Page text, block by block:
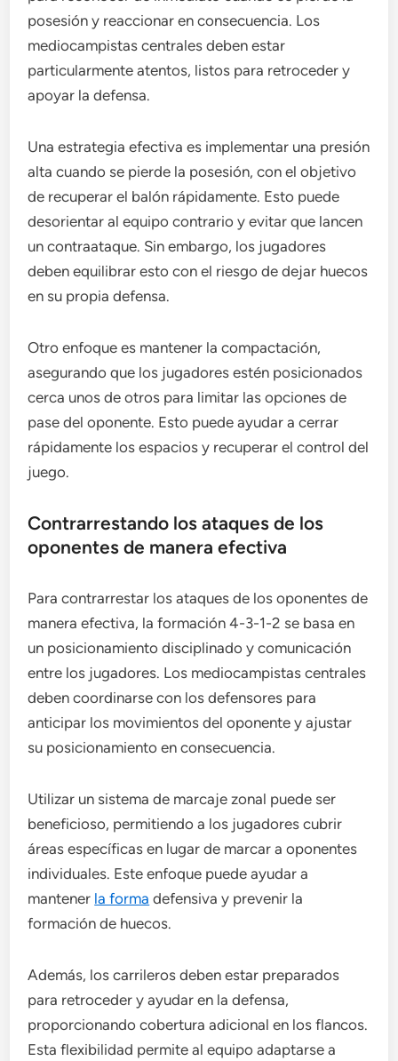
posesión y reaccionar en consecuencia. Los
mediocampistas centrales deben estar
particularmente atentos, listos para retroceder y
apoyar la defensa.
Una estrategia efectiva es implementar una presión
alta cuando se pierde la posesión, con el objetivo
de recuperar el balón rápidamente. Esto puede
desorientar al equipo contrario y evitar que lancen
un contraataque. Sin embargo, los jugadores
deben equilibrar esto con el riesgo de dejar huecos
en su propia defensa.
Otro enfoque es mantener la compactación,
asegurando que los jugadores estén posicionados
cerca unos de otros para limitar las opciones de
pase del oponente. Esto puede ayudar a cerrar
rápidamente los espacios y recuperar el control del
juego.
Contrarrestando los ataques de los
oponentes de manera efectiva
Para contrarrestar los ataques de los oponentes de
manera efectiva, la formación 4-3-1-2 se basa en
un posicionamiento disciplinado y comunicación
entre los jugadores. Los mediocampistas centrales
deben coordinarse con los defensores para
anticipar los movimientos del oponente y ajustar
su posicionamiento en consecuencia.
Utilizar un sistema de marcaje zonal puede ser
beneficioso, permitiendo a los jugadores cubrir
áreas específicas en lugar de marcar a oponentes
individuales. Este enfoque puede ayudar a
mantener la forma defensiva y prevenir la
formación de huecos.
Además, los carrileros deben estar preparados
para retroceder y ayudar en la defensa,
proporcionando cobertura adicional en los flancos.
Esta flexibilidad permite al equipo adaptarse a